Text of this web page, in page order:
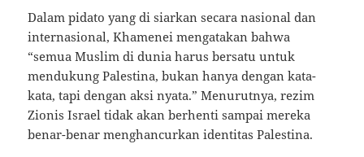
Dalam pidato yang di siarkan secara nasional dan
internasional, Khamenei mengatakan bahwa
“semua Muslim di dunia harus bersatu untuk
mendukung Palestina, bukan hanya dengan kata-
kata, tapi dengan aksi nyata.” Menurutnya, rezim
Zionis Israel tidak akan berhenti sampai mereka
benar-benar menghancurkan identitas Palestina.